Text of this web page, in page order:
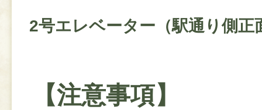
2号エレベーター（駅通り側正
【注意事項】